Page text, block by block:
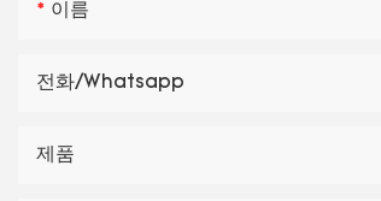
이름
전화/whatsapp
제품